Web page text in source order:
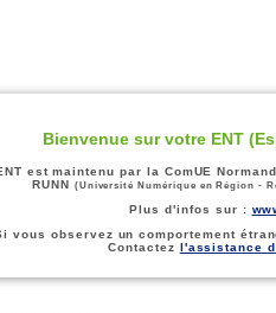
Bienvenue sur votre ENT
est maintenu par la ComUE
RUNN (Université Numérique en Région -
Plus d'infos sur :
vous observez un comportement
Contactez l'assistance